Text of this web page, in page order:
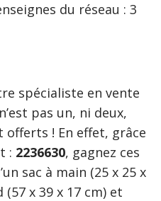
du réseau : 3
spécialiste en vente
pas un, ni deux,
offerts ! En effet, grâce
: 2236630, gagnez ces
sac à main (25 x 25 x
(57 x 39 x 17 cm) et